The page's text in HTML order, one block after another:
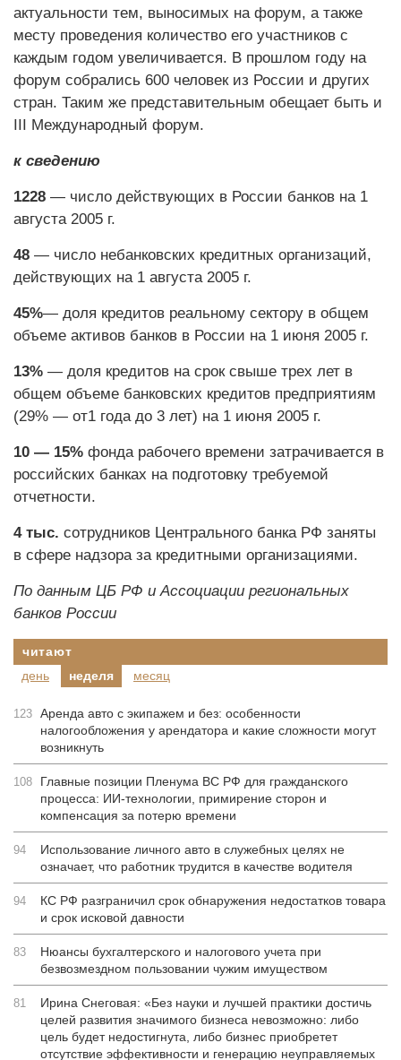
актуальности тем, выносимых на форум, а также
месту проведения количество его участников с
каждым годом увеличивается. В прошлом году на
форум собрались 600 человек из России и других
стран. Таким же представительным обещает быть и
III Международный форум.
к сведению
1228 — число действующих в России банков на 1
августа 2005 г.
48 — число небанковских кредитных организаций,
действующих на 1 августа 2005 г.
45%— доля кредитов реальному сектору в общем
объеме активов банков в России на 1 июня 2005 г.
13% — доля кредитов на срок свыше трех лет в
общем объеме банковских кредитов предприятиям
(29% — от1 года до 3 лет) на 1 июня 2005 г.
10 — 15% фонда рабочего времени затрачивается в
российских банках на подготовку требуемой
отчетности.
4 тыс. сотрудников Центрального банка РФ заняты
в сфере надзора за кредитными организациями.
По данным ЦБ РФ и Ассоциации региональных
банков России
читают
день
неделя месяц
123 Аренда авто с экипажем и без: особенности
налогообложения у арендатора и какие сложности могут
возникнуть
108
Главные позиции Пленума ВС РФ для гражданского
процесса: ИИ-технологии, примирение сторон и
компенсация за потерю времени
94
Использование личного авто в служебных целях не
означает, что работник трудится в качестве водителя
94
КС РФ разграничил срок обнаружения недостатков товара
и срок исковой давности
83
Нюансы бухгалтерского и налогового учета при
безвозмездном пользовании чужим имуществом
81
Ирина Снеговая: «Без науки и лучшей практики достичь
целей развития значимого бизнеса невозможно: либо
цель будет недостигнута, либо бизнес приобретет
отсутствие эффективности и генерацию неуправляемых